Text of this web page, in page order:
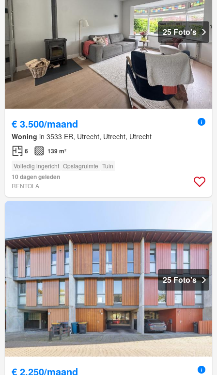
25 Foto's
€ 3.500/maand
Woning in 3533 ER, Utrecht, Utrecht, Utrecht
6 139 m²
Volledig ingericht Opslagruimte Tuin
10 dagen geleden
RENTOLA
25 Foto's
€ 2.250/maand